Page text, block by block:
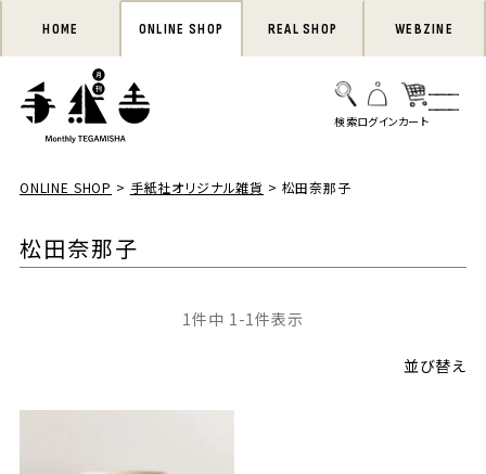
HOME ONLINE SHOP REAL SHOP WEBZINE
ONLINE SHOP 手紙社オリジナル雑貨 松田奈那子
松田奈那子
並び替え
1件中 1 -1件表示